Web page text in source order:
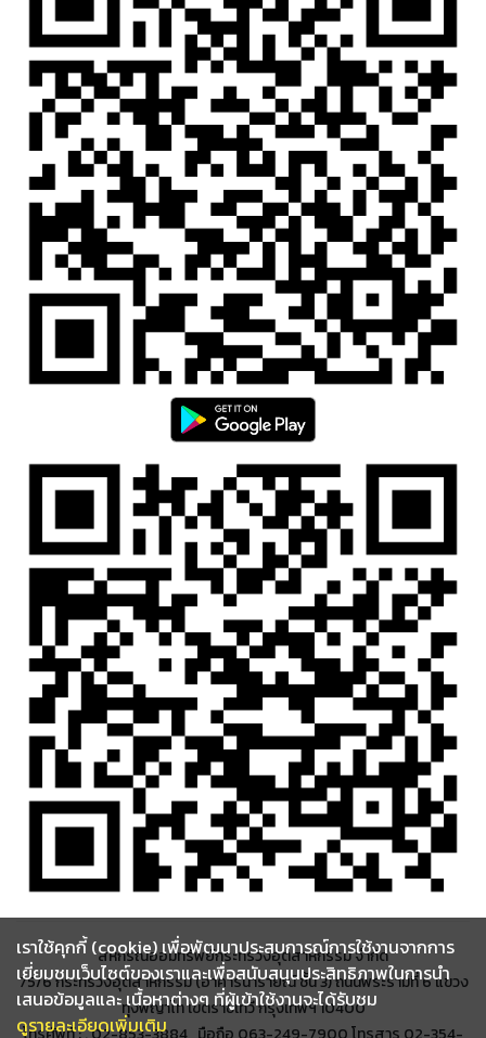
สหกรณ์ออมทรัพย์กระทรวงอุตสาหกรรม จำกัด
75/6 กระทรวงอุตสาหกรรม (อาคารนารายณ์ ชั้น 3) ถนนพระรามที่ 6 แขวง
ทุ่งพญาไท เขตราชเทวี กรุงเทพฯ 10400
เราใช้คุกกี้ (cookie) เพื่อพัฒนาประสบการณ์การใช้งานจากการ
เยี่ยมชมเว็บไซต์ของเราและเพื่อสนับสนุนประสิทธิภาพในการนำ
เสนอข้อมูลและ เนื้อหาต่างๆ ที่ผู้เข้าใช้งานจะได้รับชม
ดูรายละเอียดเพิ่มเติม